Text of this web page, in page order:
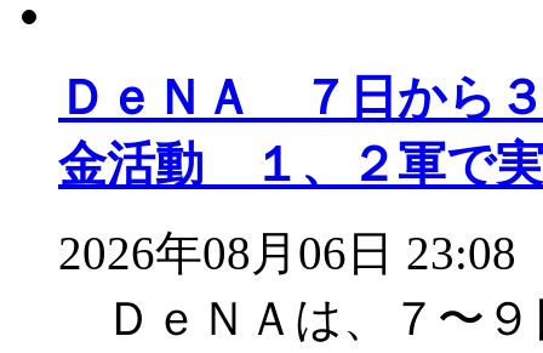
ＤｅＮＡ ７日から
金活動 １、２軍で
2026年08月06日 23:08
ＤｅＮＡは、７〜９